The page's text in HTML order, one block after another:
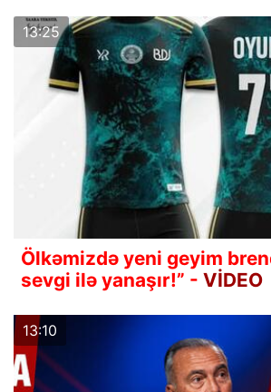
13:25
Ölkəmizdə yeni geyim
sevgi ilə yanaşır!” - VİDEO
13:10